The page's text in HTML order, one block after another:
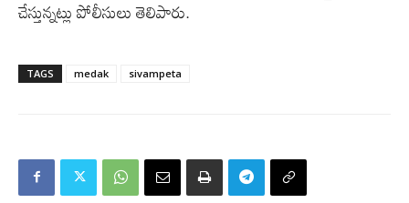
చేస్తున్నట్లు పోలీసులు తెలిపారు.
TAGS medak sivampeta